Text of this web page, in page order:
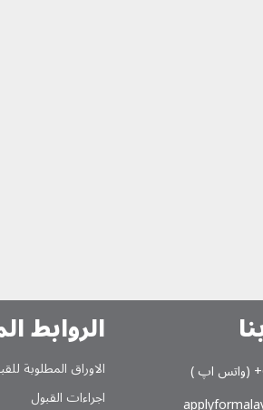
الروابط
الاوراق المطلوبة
اجراءات القبول